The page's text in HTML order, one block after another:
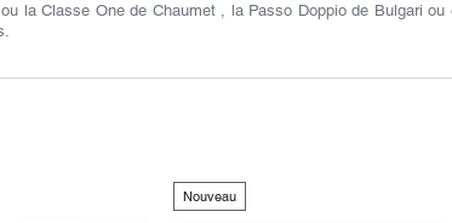
la Classe One de Chaumet , la Passo Doppio de Bulgari
Nouveau